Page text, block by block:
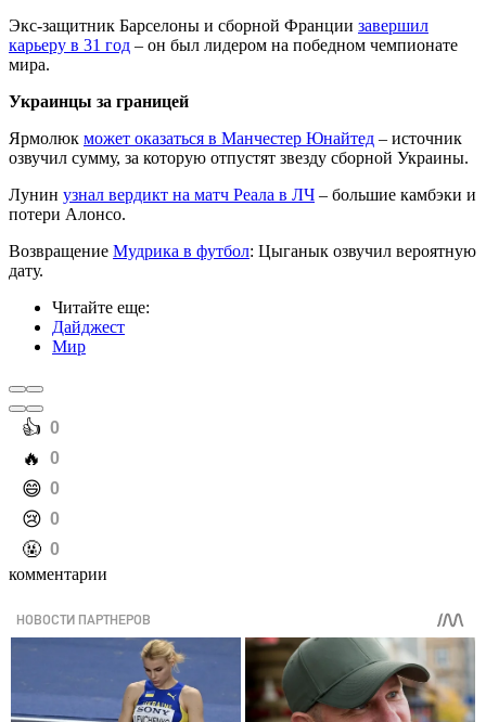
Экс-защитник Барселоны и сборной Франции завершил
карьеру в 31 год – он был лидером на победном чемпионате
мира.
Украинцы за границей
Ярмолюк может оказаться в Манчестер Юнайтед – источник
озвучил сумму, за которую отпустят звезду сборной Украины.
Лунин узнал вердикт на матч Реала в ЛЧ – большие камбэки и
потери Алонсо.
Возвращение Мудрика в футбол: Цыганык озвучил вероятную
дату.
Читайте еще:
Дайджест
Мир
️👍 0
️🔥 0
️😄 0
️😢 0
️🤬 0
комментарии